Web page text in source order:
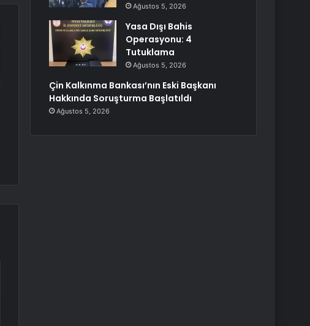
Ağustos 5, 2026
Yasa Dışı Bahis
Operasyonu: 4
Tutuklama
Ağustos 5, 2026
Çin Kalkınma Bankası’nın Eski Başkanı
Hakkında Soruşturma Başlatıldı
Ağustos 5, 2026